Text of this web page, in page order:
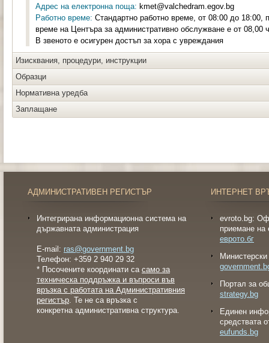
Адрес на електронна поща: kmet@valchedram.egov.bg
Работно време: Стандартно работно време, от 08:00 до 18:00,
време на Центъра за административно обслужване е от 08,00
В звеното е осигурен достъп за хора с увреждания
Изисквания, процедури, инструкции
Образци
Нормативна уредба
Заплащане
АДМИНИСТРАТИВЕН РЕГИСТЪР
Интегрирана информационна система на
държавната администрация
E-mail: ras@government.bg
Телефон: +359 2 940 29 32
* Посочените координати са само за
техническа поддръжка и въпроси във
връзка с работата на Административния
регистър. Те не са връзка с
конкретна административна структура.
ИНТЕРНЕТ
evroto.bg:
приемане на
еврото.бг
Портал за
strategy.bg
Eдинен
средствата
eufunds.bg